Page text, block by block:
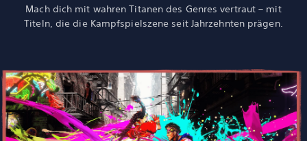
Mach dich mit wahren Titanen des Genres vertraut – mit
Titeln, die die Kampfspielszene seit Jahrzehnten prägen.